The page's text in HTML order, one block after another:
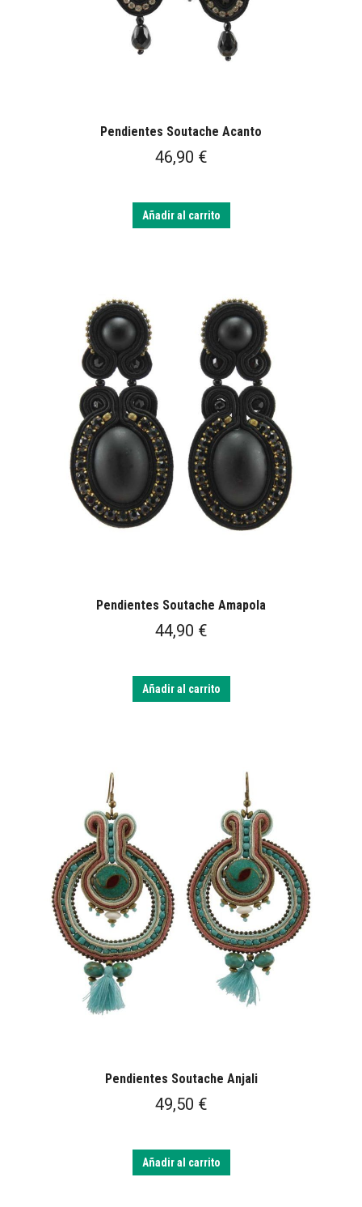
Pendientes Soutache Acanto
46,90 €
Añadir al carrito
Pendientes Soutache Amapola
44,90 €
Añadir al carrito
Pendientes Soutache Anjali
49,50 €
Añadir al carrito